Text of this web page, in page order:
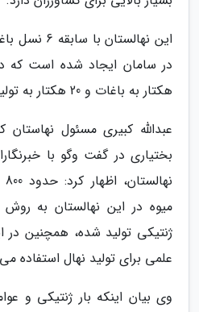
هکتار به باغات و 20 هکتار به تولید نهال اختصاص دارد.
عبدالله کبیری مسئول
بختیاری در گفت وگو با
میوه در این نهالستان به
ژنتیکی تولید شده، همچنین در
علمی برای تولید نهال استفاده
وی بیان اینکه بار ژنتیکی و